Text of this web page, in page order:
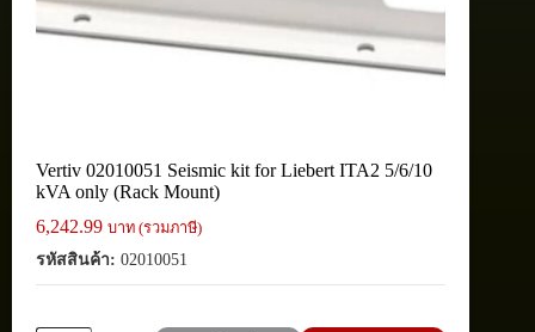
Vertiv 02010051 Seismic kit for Liebert ITA2 5/6/10
kVA only (Rack Mount)
6,242.99 บาท (รวมภาษี)
รหัสสินค้า: 02010051